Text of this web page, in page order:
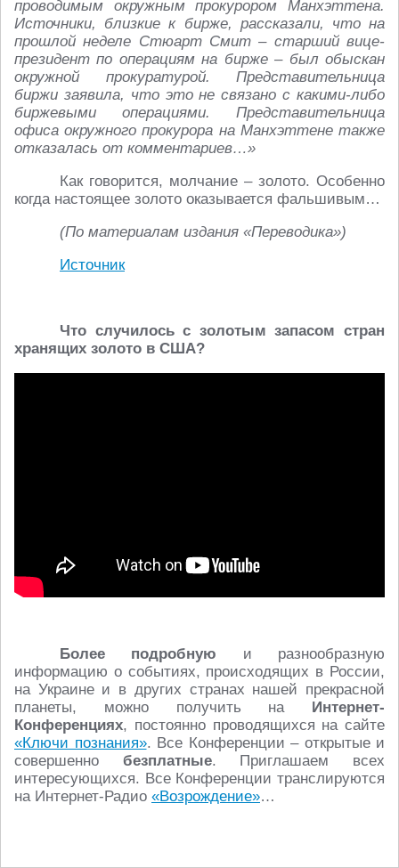
проводимым окружным прокурором Манхэттена.
Источники, близкие к бирже, рассказали, что на
прошлой неделе Стюарт Смит – старший вице-
президент по операциям на бирже – был обыскан
окружной прокуратурой. Представительница
биржи заявила, что это не связано с какими-либо
биржевыми операциями. Представительница
офиса окружного прокурора на Манхэттене также
отказалась от комментариев…»
Как говорится, молчание – золото. Особенно
когда настоящее золото оказывается фальшивым…
(По материалам издания «Переводика»)
Источник
Что случилось с золотым запасом стран
хранящих золото в США?
Более подробную и разнообразную
информацию о событиях, происходящих в России,
на Украине и в других странах нашей прекрасной
планеты, можно получить на Интернет-
Конференциях, постоянно проводящихся на сайте
«Ключи познания». Все Конференции – открытые и
совершенно безплатные. Приглашаем всех
интересующихся. Все Конференции транслируются
на Интернет-Радио «Возрождение»…